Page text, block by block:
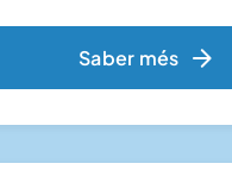
Saber més